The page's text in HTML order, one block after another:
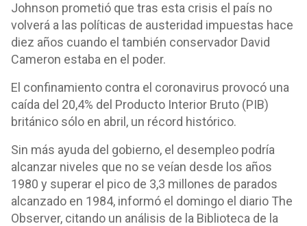
Johnson prometió que tras esta crisis el país no
volverá a las políticas de austeridad impuestas hace
diez años cuando el también conservador David
Cameron estaba en el poder.
El confinamiento contra el coronavirus provocó una
caída del 20,4% del Producto Interior Bruto (PIB)
británico sólo en abril, un récord histórico.
Sin más ayuda del gobierno, el desempleo podría
alcanzar niveles que no se veían desde los años
1980 y superar el pico de 3,3 millones de parados
alcanzado en 1984, informó el domingo el diario The
Observer, citando un análisis de la Biblioteca de la